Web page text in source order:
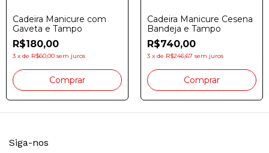
Cadeira Manicure com
Gaveta e Tampo
R$180,00
3 x de R$60,00 sem juros
Cadeira Manicure Cesena
Bandeja e Tampo
R$740,00
3 x de R$246,67 sem juros
Siga-nos